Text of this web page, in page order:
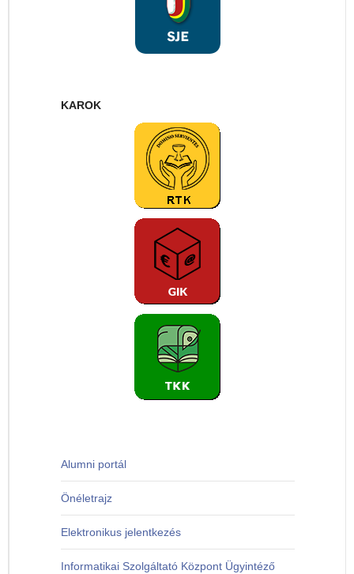
KAROK
Alumni portál
Önéletrajz
Elektronikus jelentkezés
Informatikai Szolgáltató Központ Ügyintéző